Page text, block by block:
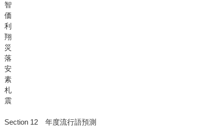
智
価
利
翔
災
落
安
素
札
震
Section 12 年度流行語預測